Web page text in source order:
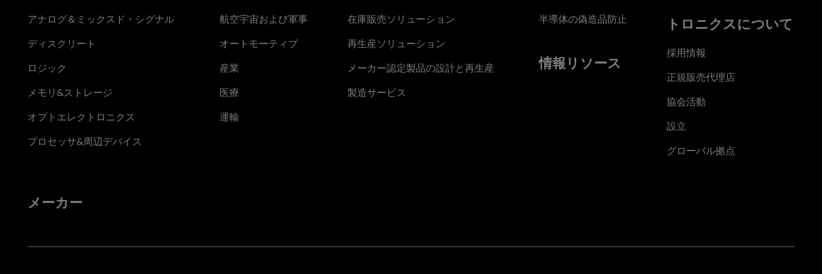
アナログ＆ミックスド・シグナル
ディスクリート
ロジック
メモリ&ストレージ
オプトエレクトロニクス
プロセッサ&周辺デバイス
航空宇宙および軍事
オートモーティブ
産業
医療
運輸
在庫販売ソリューション
再生産ソリューション
メーカー認定製品の設計と再生産
製造サービス
半導体の偽造品防止
情報リソース
トロニクスについて
採用情報
正規販売代理店
協会活動
設立
グローバル拠点
メーカー